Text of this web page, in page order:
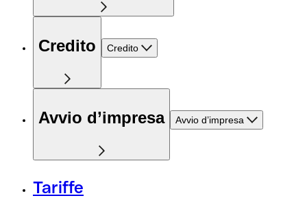
Credito Credito
Avvio d’impresa Avvio d’impresa
Tariffe